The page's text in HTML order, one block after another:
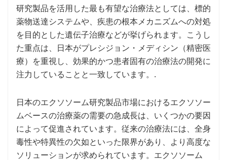
研究製品を活用した最も有望な治療法としては、標的
薬物送達システムや、疾患の根本メカニズムへの対処
を目的とした遺伝子治療などが挙げられます。こうし
た重点は、日本がプレシジョン・メディシン（精密医
療）を重視し、効果的かつ患者固有の治療法の開発に
注力していることと一致しています。.
日本のエクソソーム研究製品市場におけるエクソソー
ムベースの治療薬の需要の急成長は、いくつかの要因
によって促進されています。従来の治療法には、全身
毒性や特異性の欠如といった限界があり、より高度な
ソリューションが求められています。エクソソーム